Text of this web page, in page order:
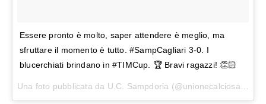
Essere pronto è molto, saper attendere è meglio, ma
sfruttare il momento è tutto. #SampCagliari 3-0. I
blucerchiati brindano in #TIMCup. 🏆 Bravi ragazzi! 👏🏻
Una foto pubblicata da U.C. Sampdoria (@unionecalciosampdoria) in data: